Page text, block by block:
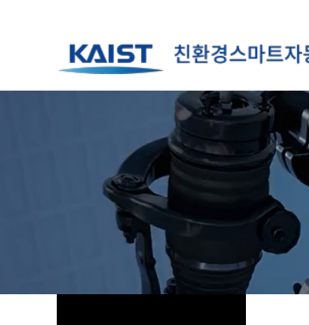
하위분류 하위분류